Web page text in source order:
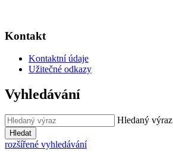
Kontakt
Kontaktní údaje
Užitečné odkazy
Vyhledávání
Hledaný výraz
Hledat
rozšířené vyhledávání